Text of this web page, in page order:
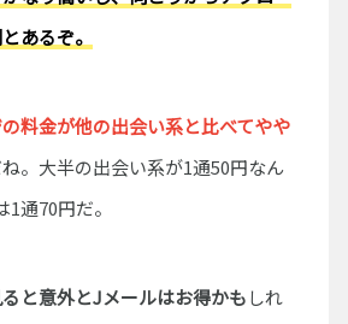
あるぞ。
料金が他の出会い系と比べてやや
。大半の出会い系が1通50円なん
通70円だ。
と意外とJメールはお得かもしれ